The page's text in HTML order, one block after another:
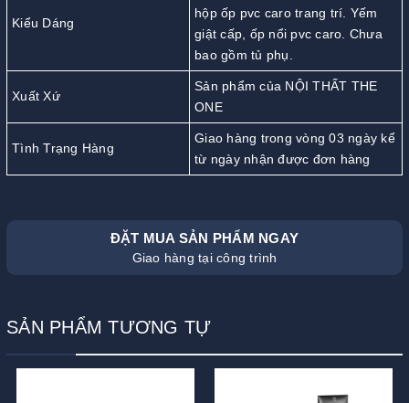
Kiểu Dáng
hộp ốp pvc caro trang trí. Yếm
giật cấp, ốp nổi pvc caro. Chưa
bao gồm tủ phụ.
Xuất Xứ
Sản phẩm của NỘI THẤT THE
ONE
Tình Trạng Hàng
Giao hàng trong vòng 03 ngày kể
từ ngày nhận được đơn hàng
ĐẶT MUA SẢN PHẨM NGAY
Giao hàng tại công trình
SẢN PHẨM TƯƠNG TỰ